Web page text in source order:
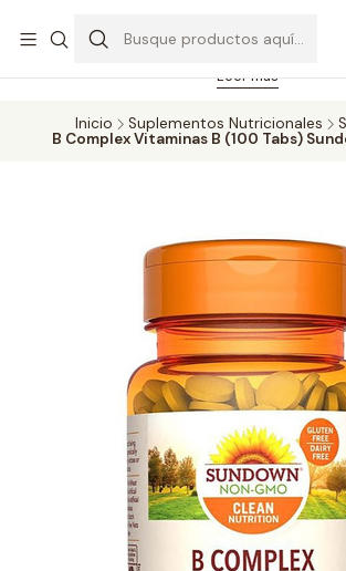
Feriado 21-05-2026 atención hasta las 14 hrs.
día solo área Metropolitana Santiago por
Pedidos hasta 16 hrs., sábados y domingos hasta
Leer más
Inicio Suplementos Nutricionales
B Complex Vitaminas B (100 Tabs)